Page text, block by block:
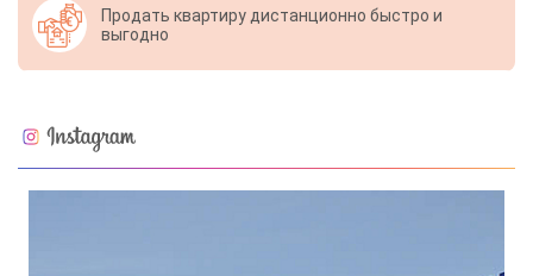
Продать квартиру дистанционно быстро и
выгодно